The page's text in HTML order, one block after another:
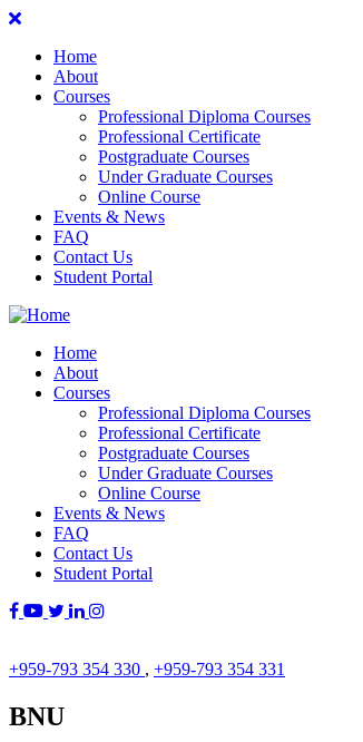
Home
About
Courses
Professional Diploma Courses
Professional Certificate
Postgraduate Courses
Under Graduate Courses
Online Course
Events & News
FAQ
Contact Us
Student Portal
Home
About
Courses
Professional Diploma Courses
Professional Certificate
Postgraduate Courses
Under Graduate Courses
Online Course
Events & News
FAQ
Contact Us
Student Portal
+959-793 354 330 , +959-793 354 331
BNU